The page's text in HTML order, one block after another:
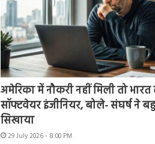
अमेरिका में नौकरी नहीं मिली तो
सॉफ्टवेयर इंजीनियर, बोले- संघर्ष ने
सिखाया
29 July 2026 - 8:00 PM